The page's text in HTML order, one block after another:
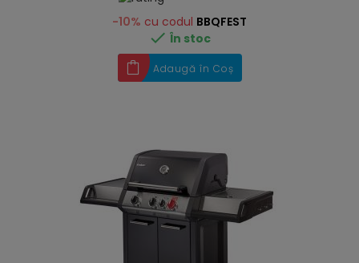
-10% cu codul BBQFEST
 În stoc
Adaugă în Coș